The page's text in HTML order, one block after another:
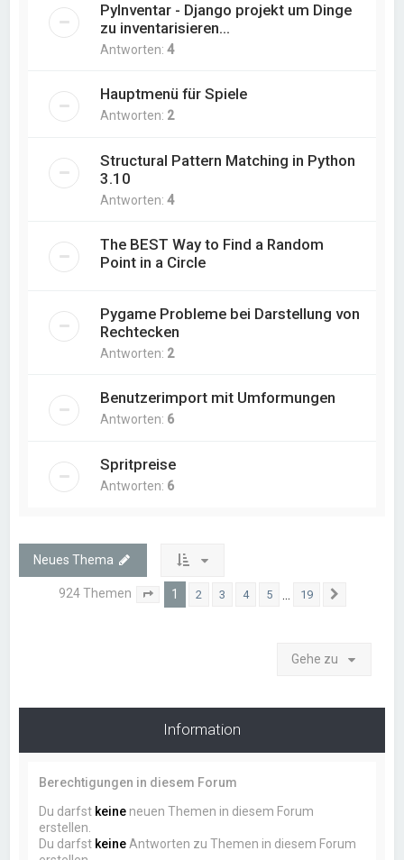
PyInventar - Django projekt um Dinge
zu inventarisieren...
Antworten:4
Hauptmenü für Spiele
Antworten: 2
Structural Pattern Matching in Python
3.10
Antworten:4
The BEST Way to Find a Random
Point in a Circle
Pygame Probleme bei Darstellung von
Rechtecken
Antworten: 2
Benutzerimport mit Umformungen
Antworten: 6
Spritpreise
Antworten: 6
Neues Thema
924 Themen Seite von 19
1 2 3 4 5 19
Gehe zu
Information
Berechtigungen in diesem Forum
Du darfst keine neuen Themen in diesem Forum
erstellen.
Du darfst keineAntworten zu Themen in diesem Forum